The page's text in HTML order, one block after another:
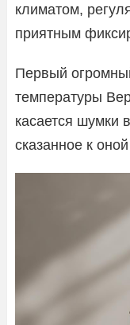
климатом,
приятным
Первый
температуры
касается шумки
сказанное к